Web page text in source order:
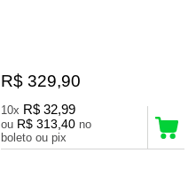
R$ 329,90
10x R$ 32,99
ou R$ 313,40 no
boleto ou pix